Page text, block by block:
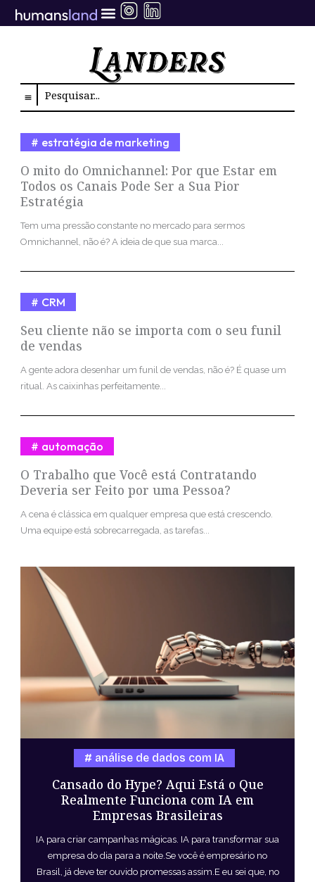
para
Search
O mito do Omnichannel: Por que Estar em
Todos os Canais Pode Ser a Sua Pior
Estratégia
estratégia de marketing
Tem uma pressão constante no mercado para sermos
Omnichannel, não é? A ideia de que sua marca...
Seu cliente não se importa com o seu funil
de vendas
CRM
A gente adora desenhar um funil de vendas, não é? É quase um
ritual. As caixinhas perfeitamente...
O Trabalho que Você está Contratando
Deveria ser Feito por uma Pessoa?
automação
A cena é clássica em qualquer empresa que está crescendo.
Uma equipe está sobrecarregada, as tarefas...
Cansado do Hype? Aqui Está o Que
Realmente Funciona com IA em
Empresas Brasileiras
análise de dados com IA
IA para criar campanhas mágicas. IA para transformar sua
empresa do dia para a noite.Se você é empresário no
Brasil, já deve ter ouvido promessas assim.E eu sei que, no